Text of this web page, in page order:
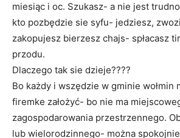
miesiąc i oc. Szukasz- a nie jest
kto pozbędzie sie syfu- jedziesz,
zakopujesz bierzesz chajs- spłacasz
przodu.
Dlaczego tak sie dzieje????
Bo każdy i wszędzie w gminie wołmin
firemke założyć- bo nie ma
zagospodarowania przestrzennego.
lub wielorodzinnego- można